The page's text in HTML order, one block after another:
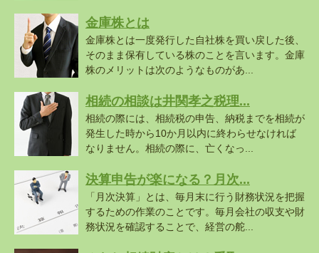
金庫株とは
金庫株とは一度発行した自社株を買い戻した後、
そのまま保有している株のことを言います。金庫
株のメリットは次のようなものがあ...
相続の相談は井関孝之税理...
相続の際には、相続税の申告、納税までを相続が
発生した時から10か月以内に終わらせなければ
なりません。相続の際に、亡くなっ...
決算申告が楽になる？月次...
「月次決算」とは、毎月末に行う財務状況を把握
するための作業のことです。毎月会社の収支や財
務状況を確認することで、経営の舵...